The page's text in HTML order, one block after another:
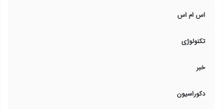
اس ام اس
تکنولوژی
خبر
دکوراسیون